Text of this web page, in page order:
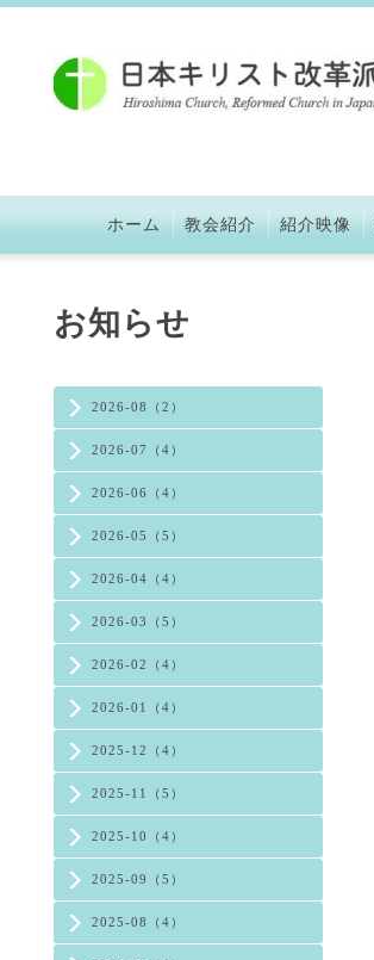
ホーム 教会紹介 紹介映像
2026-08（2）
2026-07（4）
2026-06（4）
2026-05（5）
2026-04（4）
2026-03（5）
2026-02（4）
2026-01（4）
2025-12（4）
2025-11（5）
2025-10（4）
2025-09（5）
2025-08（4）
お知らせ